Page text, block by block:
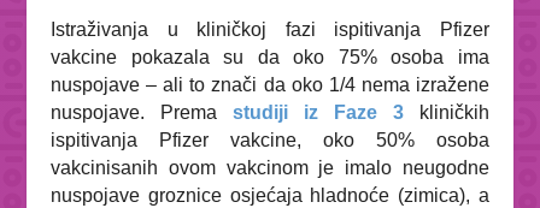
Istraživanja u kliničkoj fazi ispitivanja Pfizer
vakcine pokazala su da oko 75% osoba ima
nuspojave – ali to znači da oko 1/4 nema izražene
nuspojave. Premastudiji iz Faze 3
kliničkih
ispitivanja Pfizer vakcine, oko 50% osoba
vakcinisanih ovom vakcinom je imalo neugodne
nuspojave groznice osjećaja hladnoće (zimica), a